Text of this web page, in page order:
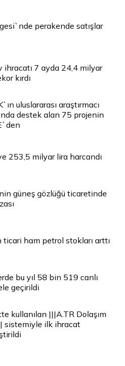
perakende satışlar
ihracatı 7 ayda 24,4 milyar
kırdı
uluslararası araştırmacı
destek alan 75 projenin
253,5 milyar lira harcandı
güneş gözlüğü ticaretinde
ham petrol stokları arttı
bu yıl 58 bin 519 canlı
geçirildi
kullanılan |||A.TR Dolaşım
sistemiyle ilk ihracat